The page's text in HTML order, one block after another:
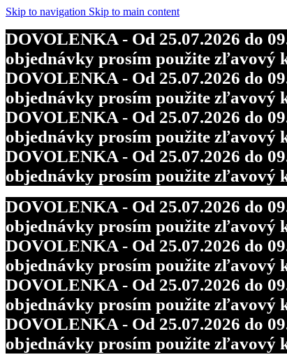
Skip to navigation Skip to main content
DOVOLENKA - Od 25.07.2026 do
objednávky prosím použite zľavový
DOVOLENKA - Od 25.07.2026 do
objednávky prosím použite zľavový
DOVOLENKA - Od 25.07.2026 do
objednávky prosím použite zľavový
DOVOLENKA - Od 25.07.2026 do
objednávky prosím použite zľavový
DOVOLENKA - Od 25.07.2026 do
objednávky prosím použite zľavový
DOVOLENKA - Od 25.07.2026 do
objednávky prosím použite zľavový
DOVOLENKA - Od 25.07.2026 do
objednávky prosím použite zľavový
DOVOLENKA - Od 25.07.2026 do
objednávky prosím použite zľavový